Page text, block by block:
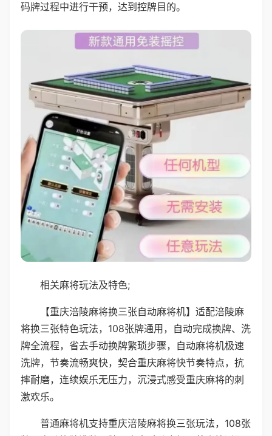
码牌过程中进行干预，达到控牌目的。
相关麻将玩法及特色;
【重庆涪陵麻将换三张自动麻将机】适配涪陵麻
将换三张特色玩法，108张牌通用，自动完成换牌、洗
牌全流程，省去手动换牌繁琐步骤，自动麻将机极速
洗牌，节奏流畅爽快，契合重庆麻将快节奏特点，抗
摔耐磨，连续娱乐无压力，沉浸式感受重庆麻将的刺
激欢乐。
普通麻将机支持重庆涪陵麻将换三张玩法，108张